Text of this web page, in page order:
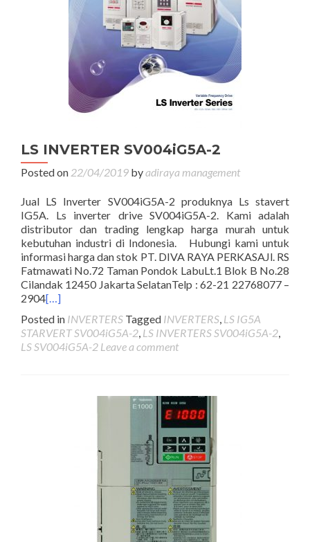
LS INVERTER SV004iG5A-2
Posted on 22/04/2019 byadiraya management
Jual LS Inverter SV004iG5A-2 produknya Ls stavert
IG5A. Ls inverter drive SV004iG5A-2. Kami adalah
distributor dan trading lengkap harga murah untuk
kebutuhan industri di Indonesia. Hubungi kami untuk
informasi harga dan stok PT. DIVA RAYA PERKASAJl. RS
Fatmawati No.72 Taman Pondok LabuLt.1 Blok B No.28
Cilandak 12450 Jakarta SelatanTelp : 62-21 22768077 –
2904[…]
Posted in INVERTERS Tagged INVERTERS, LS IG5A
STARVERT SV004iG5A-2, LS INVERTERS SV004iG5A-2,
LS SV004iG5A-2 Leave a comment